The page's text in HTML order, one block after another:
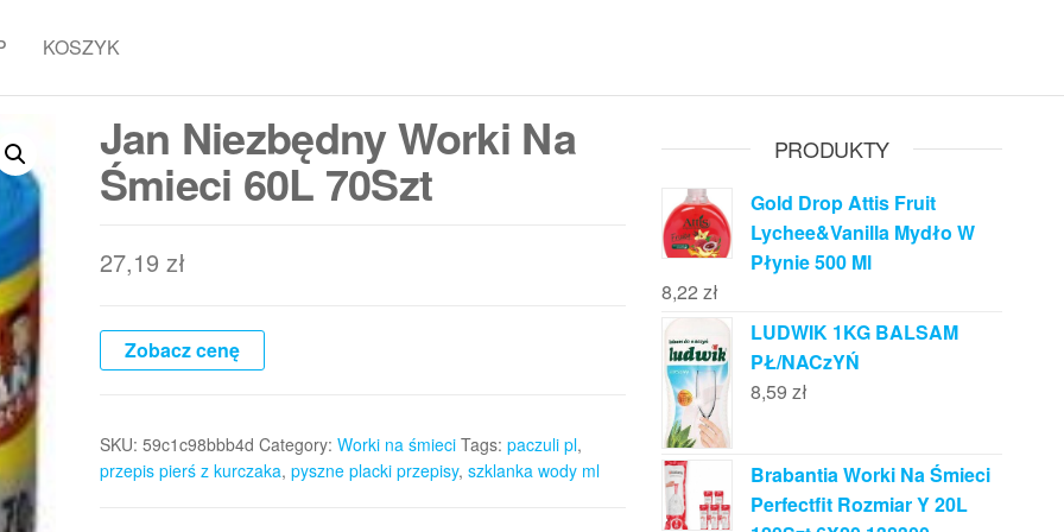
KOSZYK
Jan Niezbędny Worki Na
Śmieci 60L 70Szt
27,19 zł
Zobacz cenę
SKU: 59c1c98bbb4d Category: Worki na śmieci Tags: paczuli pl,
przepis pierś z kurczaka, pyszne placki przepisy, szklanka wody ml
PRODUKTY
Gold Drop Attis Fruit
Lychee&Vanilla Mydło W
Płynie 500 Ml
8,22 zł
LUDWIK 1KG BALSAM
PŁ/NACzYŃ
8,59 zł
Brabantia Worki Na Śmieci
Perfectfit Rozmiar Y 20L